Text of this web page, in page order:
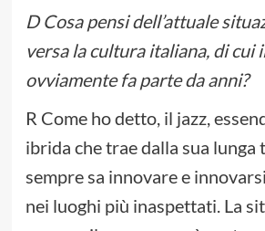
D Cosa pensi dell’attuale
versa la cultura italiana, di cui
ovviamente fa parte da anni?
R Come ho detto, il jazz,
ibrida che trae dalla sua lunga
sempre sa innovare e
nei luoghi più inaspettati. La